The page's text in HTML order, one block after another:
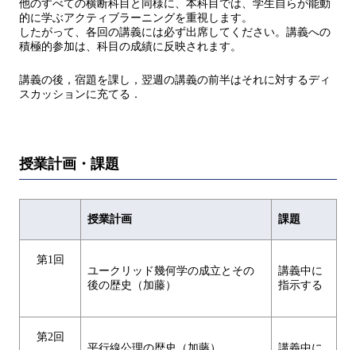
他のすべての横断科目と同様に、本科目では、学生自らが能動
的に学ぶアクティブラーニングを重視します。
したがって、各回の講義には必ず出席してください。講義への
積極的参加は、科目の成績に反映されます。
講義の後，宿題を課し，翌週の講義の前半はそれに対するディ
スカッションに充てる．
授業計画・課題
授業計画 課題
第1回
ユークリッド幾何学の成立とその
後の歴史（加藤）
講義中に
指示する
第2回